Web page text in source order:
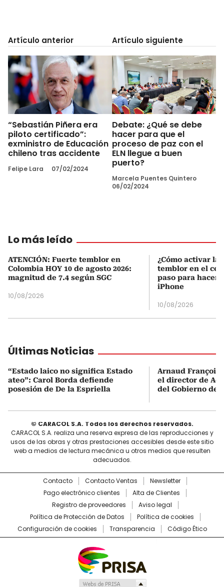
Artículo anterior
“Sebastián Piñera era
piloto certificado”:
exministro de Educación
chileno tras accidente
Felipe Lara 07/02/2024
Artículo siguiente
Debate: ¿Qué se debe
hacer para que el
proceso de paz con el
ELN llegue a buen
puerto?
Marcela Puentes Quintero
06/02/2024
Lo más leído
ATENCIÓN: Fuerte temblor en
Colombia HOY 10 de agosto 2026:
magnitud de 7.4 según SGC
10/08/2026
¿Cómo activar la
temblor en el
paso para
iPhone
10/08/2026
Últimas Noticias
“Estado laico no significa Estado
ateo”: Carol Borda defiende
posesión de De la Espriella
Arnaud François
el director de
del Gobierno de
© CARACOL S.A. Todos los derechos reservados.
CARACOL S.A. realiza una reserva expresa de las reproducciones y
usos de las obras y otras prestaciones accesibles desde este sitio
web a medios de lectura mecánica u otros medios que resulten
adecuados.
Contacto Contacto Ventas
Newsletter
Pago electrónico clientes
Alta de Clientes
Registro de proveedores
Aviso legal
Política de Protección de Datos
Política de cookies
Configuración de cookies
Transparencia Código Ético